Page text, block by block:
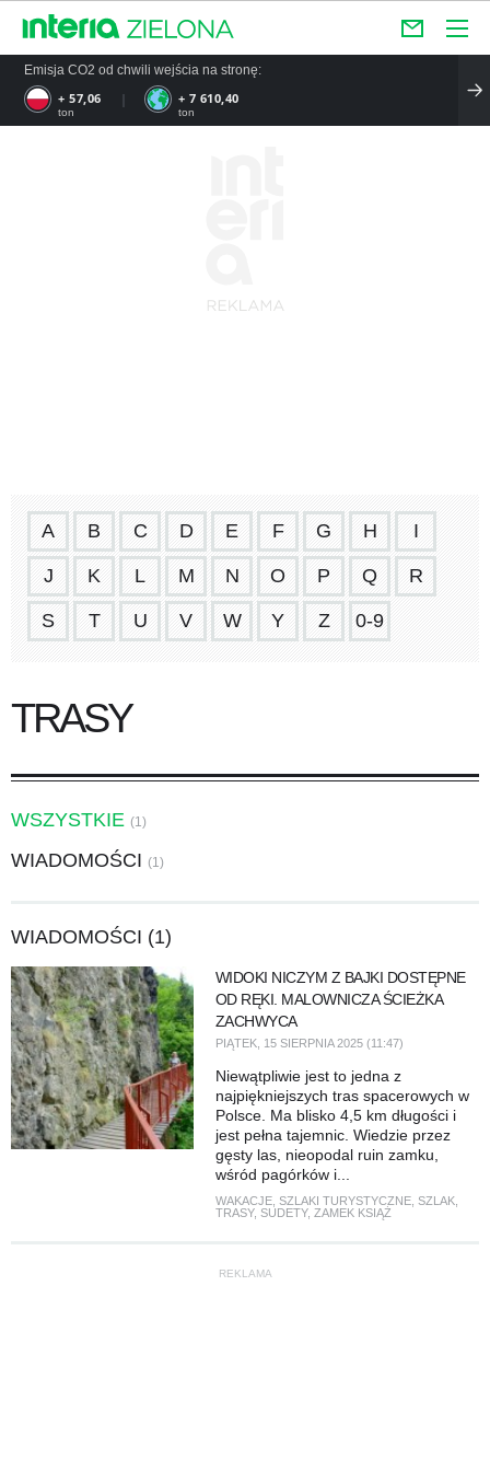
Emisja CO2 od chwili wejścia na stronę:
+ 57,06
ton
+ 7 610,40
ton
A B C D E F G H I
J K L M N O P Q R
S T U V W Y Z 0-9
TRASY
WSZYSTKIE (1)
WIADOMOŚCI (1)
WIADOMOŚCI (1)
WIDOKI NICZYM Z BAJKI DOSTĘPNE
OD RĘKI. MALOWNICZA ŚCIEŻKA
ZACHWYCA
PIĄTEK, 15 SIERPNIA 2025 (11:47)
Niewątpliwie jest to jedna z
najpiękniejszych tras spacerowych w
Polsce. Ma blisko 4,5 km długości i
jest pełna tajemnic. Wiedzie przez
gęsty las, nieopodal ruin zamku,
wśród pagórków i...
WAKACJE, SZLAKI TURYSTYCZNE, SZLAK,
TRASY, SUDETY, ZAMEK KSIĄŻ
REKLAMA